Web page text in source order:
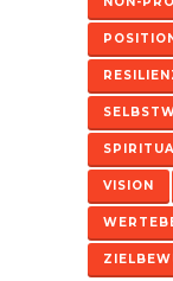
VISION